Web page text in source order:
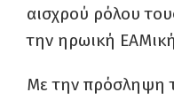
αισχρού ρόλου
την ηρωική
Με την πρόσληψη